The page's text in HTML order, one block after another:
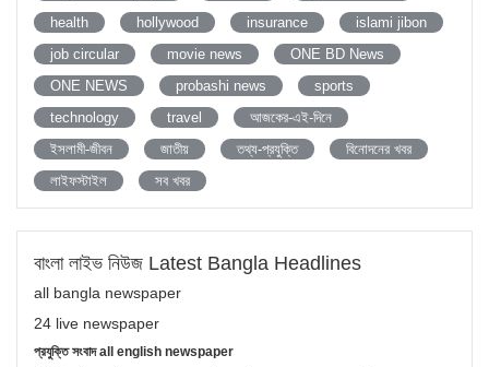
health
hollywood insurance
islami jibon
job circular
movie news
ONE BD News
ONE NEWS
probashi news
sports
technology
travel
আজকের-এই-দিনে
ইসলামী-জীবন
জাতীয় তথ্য-প্রযুক্তি
বিনোদনের খবর
লাইফস্টাইল
সব খবর
বাংলা লাইভ নিউজ Latest Bangla Headlines
all bangla newspaper
24 live newspaper
প্রযুক্তি সংবাদ all english newspaper